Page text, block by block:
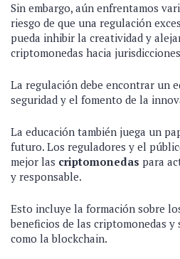
Sin embargo, aún enfrentamos
riesgo de que una regulación
pueda inhibir la creatividad y
criptomonedas hacia
La regulación debe encontrar un
seguridad y el fomento de la
La educación también juega un
futuro. Los reguladores y el
mejor las criptomonedas para
y responsable.
Esto incluye la formación sobre
beneficios de las criptomonedas
como la blockchain.